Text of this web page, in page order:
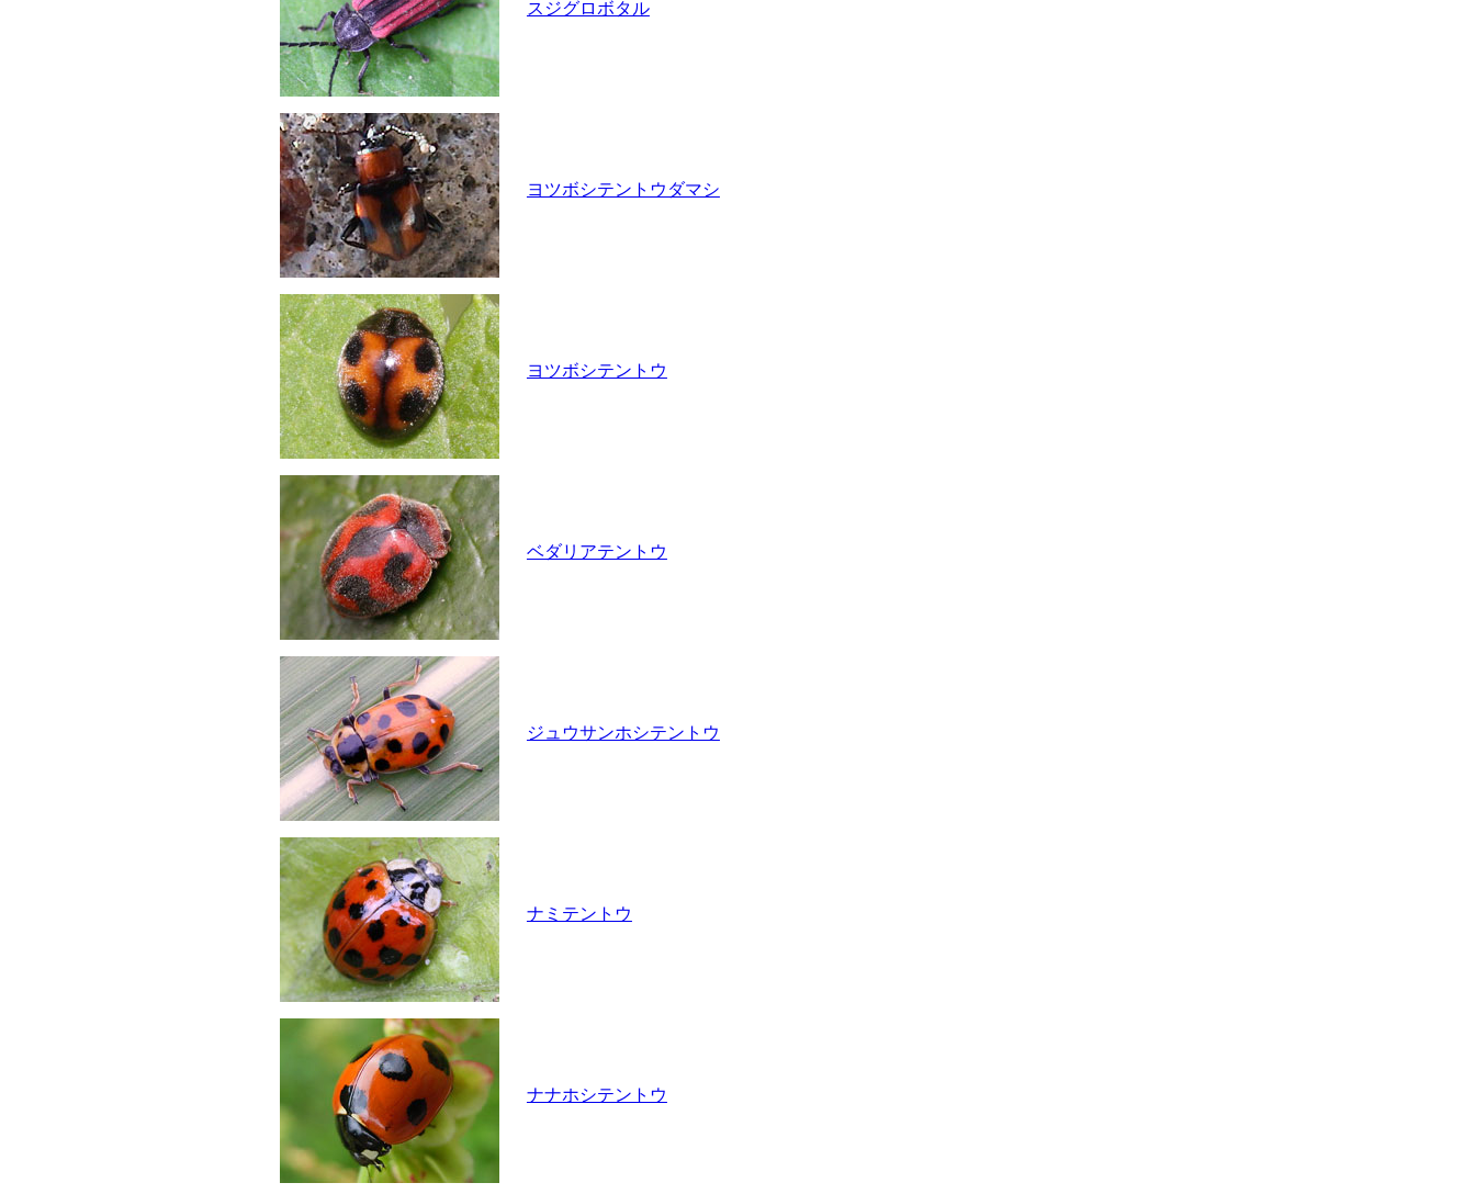
スジグロボタル
ヨツボシテントウダマシ
ヨツボシテントウ
ベダリアテントウ
ジュウサンホシテントウ
ナミテントウ
ナナホシテントウ